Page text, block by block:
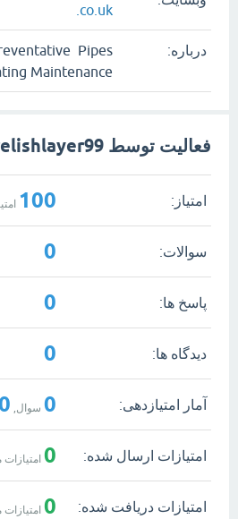
.co.uk
درباره:
Pipes
Maintenance
فعالیت توسط relishlayer99
امتیاز: 100
سوالات: 0
پاسخ ها: 0
دیدگاه ها: 0
آمار امتیازدهی: 0 سوال,
امتیازات ارسال شده: 0 امتیازات
امتیازات دریافت شده: 0 امتیازات